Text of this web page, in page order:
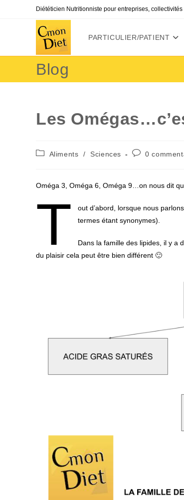
Diététicien Nutritionniste pour entreprises,
PARTICULIER/PATIENT
Blog
Les
PostAliments / Sciences
Commentaires
0
Oméga 3, Oméga 6, Oméga 9…on nous dit
T
out d’abord, lorsque nous
termes étant synonymes).
Dans la famille des lipides, il y a
du plaisir cela peut être bien différent 🙂